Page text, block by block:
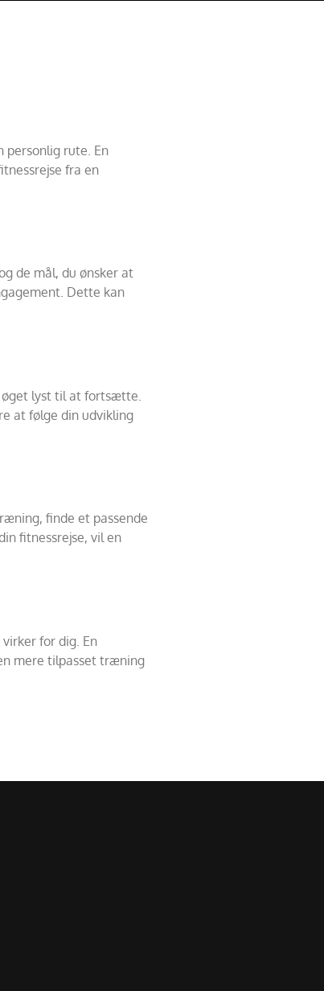
rute. En
fra en
de mål, du ønsker at
Dette kan
lyst til at fortsætte.
at følge din udvikling
finde et passende
fitnessrejse, vil en
for dig. En
mere tilpasset træning